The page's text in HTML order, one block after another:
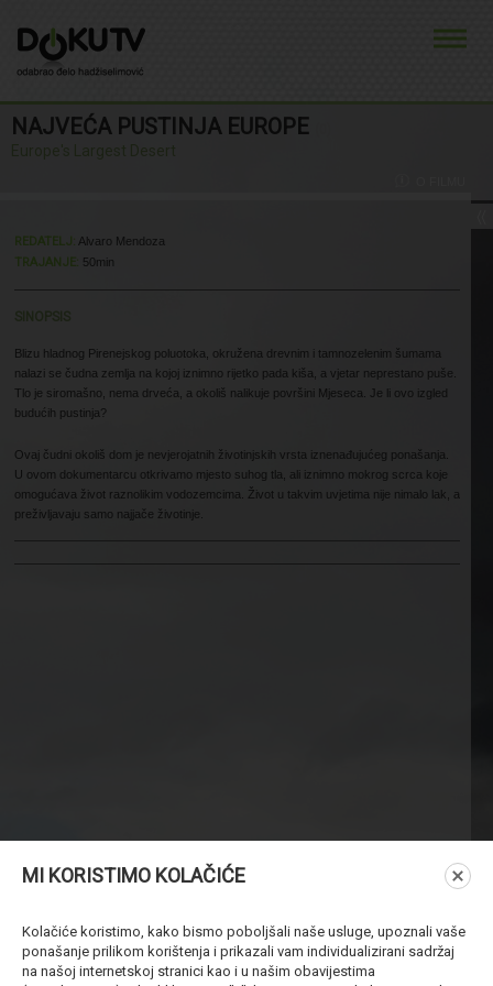
NAJVEĆA PUSTINJA EUROPE
Europe's Largest Desert
REDATELJ: Alvaro Mendoza
TRAJANJE: 50min
SINOPSIS
Blizu hladnog Pirenejskog poluotoka, okružena drevnim i tamnozelenim šumama
nalazi se čudna zemlja na kojoj iznimno rijetko pada kiša, a vjetar neprestano puše.
Tlo je siromašno, nema drveća, a okoliš nalikuje površini Mjeseca. Je li ovo izgled
budućih pustinja?
Ovaj čudni okoliš dom je nevjerojatnih životinjskih vrsta iznenađujućeg ponašanja.
U ovom dokumentarcu otkrivamo mjesto suhog tla, ali iznimno mokrog scrca koje
omogućava život raznolikim vodozemcima. Život u takvim uvjetima nije nimalo lak, a
preživljavaju samo najjače životinje.
MI KORISTIMO KOLAČIĆE
Kolačiće koristimo, kako bismo poboljšali naše usluge, upoznali vaše
ponašanje prilikom korištenja i prikazali vam individualizirani sadržaj
na našoj internetskoj stranici kao i u našim obavijestima